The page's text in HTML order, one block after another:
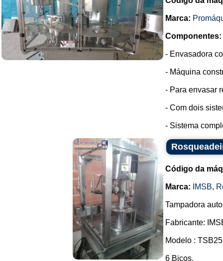
Marca:
Componentes:
- Envasadora
- Máquina
- Para envasar
- Com dois
- Sistema
Código da
Marca: IMSB,
Tampadora
Fabricante:
Modelo :
6 Bicos.